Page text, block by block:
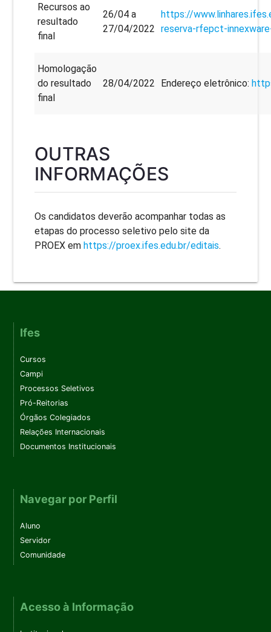
Recursos ao
resultado
final
26/04 a
27/04/2022
https://
reserva-rfepct-
Homologação
do resultado
final
28/04/2022 Endereço eletrônico:
OUTRAS
INFORMAÇÕES
Os candidatos deverão acompanhar todas as
etapas do processo seletivo pelo site da
PROEX em https://proex.ifes.edu.br/editais.
Ifes
Cursos
Campi
Processos Seletivos
Pró-Reitorias
Órgãos Colegiados
Relações Internacionais
Documentos Institucionais
Navegar por Perfil
Aluno
Servidor
Comunidade
Acesso à Informação